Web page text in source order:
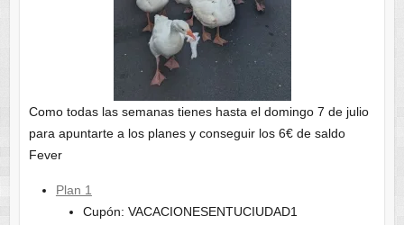
Como todas las semanas tienes hasta el domingo 7 de julio
para apuntarte a los planes y conseguir los 6€ de saldo
Fever
Plan 1
Cupón: VACACIONESENTUCIUDAD1